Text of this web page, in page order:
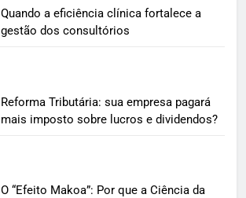
Quando a eficiência clínica fortalece a
gestão dos consultórios
Reforma Tributária: sua empresa pagará
mais imposto sobre lucros e dividendos?
O “Efeito Makoa”: Por que a Ciência da